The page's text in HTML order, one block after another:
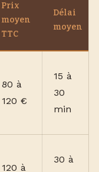
Prix
moyen
TTC
Délai
moyen
80 à
120 €
15 à
30
min
120 à
30 à